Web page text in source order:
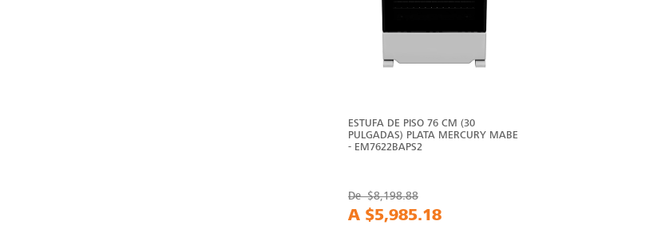
ESTUFA DE PISO 76 CM (30
PULGADAS) PLATA MERCURY MABE
- EM7622BAPS2
De$8,198.88
A $5,985.18